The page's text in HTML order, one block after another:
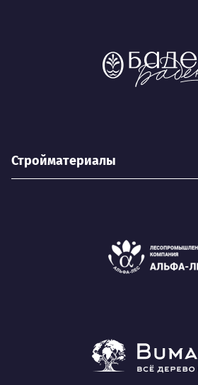
Стройматериалы